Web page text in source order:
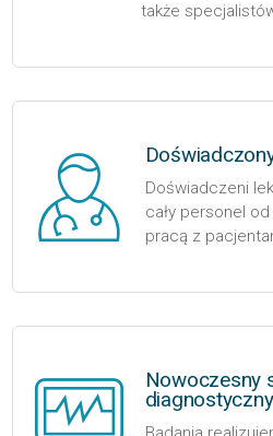
także
Doświadczeni
cały personel
pracą z
Nowoczesny
diagnostyczny